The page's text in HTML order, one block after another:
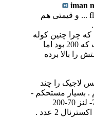
iman
در رابطه با لوپرو flipside 400 ... و قیمتی هم
چرا چنین کوله
بزرگی را 200 میدهد! .دیشب که 200 بود اما
را بالا برده
لاجیک را چند
. بسیار مستحکم -
کف ضد ضربه - بدنه دی 700- لنز 70-200
(جداگانه )- لنز 24-70 - فلش اکسترنال 2 عدد .